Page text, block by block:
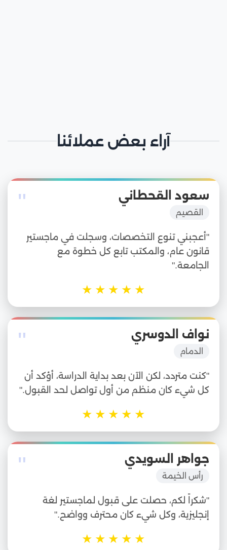
آراء بعض عملائنا
" سعود القحطاني
القصيم
"أعجبني تنوع التخصصات، وسجلت في ماجستير
قانون عام، والمكتب تابع كل خطوة مع
الجامعة."
★
★
★
★
★
" نواف الدوسري
الدمام
"كنت متردد، لكن الآن بعد بداية الدراسة، أؤكد أن
كل شيء كان منظم من أول تواصل لحد القبول."
★
★
★
★
★
" جواهر السويدي
رأس الخيمة
"شكراً لكم، حصلت على قبول لماجستير لغة
إنجليزية، وكل شيء كان محترف وواضح."
★
★
★
★
★